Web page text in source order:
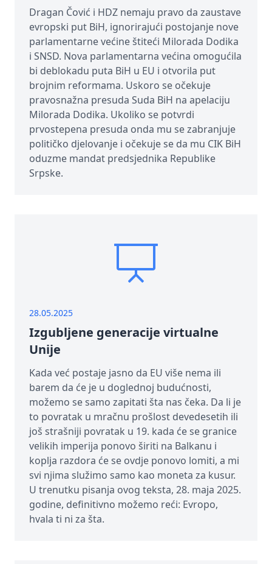
Dragan Čović i HDZ nemaju pravo da zaustave
evropski put BiH, ignorirajući postojanje nove
parlamentarne većine štiteći Milorada Dodika
i SNSD. Nova parlamentarna većina omogućila
bi deblokadu puta BiH u EU i otvorila put
brojnim reformama. Uskoro se očekuje
pravosnažna presuda Suda BiH na apelaciju
Milorada Dodika. Ukoliko se potvrdi
prvostepena presuda onda mu se zabranjuje
političko djelovanje i očekuje se da mu CIK BiH
oduzme mandat predsjednika Republike
Srpske.
28.05.2025
Izgubljene generacije virtualne
Unije
Kada već postaje jasno da EU više nema ili
barem da će je u doglednoj budućnosti,
možemo se samo zapitati šta nas čeka. Da li je
to povratak u mračnu prošlost devedesetih ili
još strašniji povratak u 19. kada će se granice
velikih imperija ponovo širiti na Balkanu i
koplja razdora će se ovdje ponovo lomiti, a mi
svi njima služimo samo kao moneta za kusur.
U trenutku pisanja ovog teksta, 28. maja 2025.
godine, definitivno možemo reći: Evropo,
hvala ti ni za šta.